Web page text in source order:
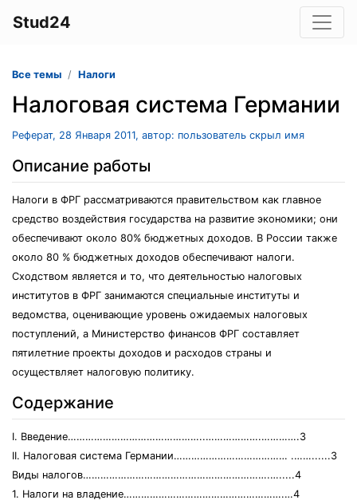
Stud24
Все темы Налоги
Налоговая система Германии
Реферат, 28 Января 2011, автор: пользователь скрыл имя
Описание работы
Налоги в ФРГ рассматриваются правительством как главное
средство воздействия государства на развитие экономики; они
обеспечивают около 80% бюджетных доходов. В России также
около 80 % бюджетных доходов обеспечивают налоги.
Сходством является и то, что деятельностью налоговых
институтов в ФРГ занимаются специальные институты и
ведомства, оценивающие уровень ожидаемых налоговых
поступлений, а Министерство финансов ФРГ составляет
пятилетние проекты доходов и расходов страны и
осуществляет налоговую политику.
Содержание
I. Введение………………………………………..……………….………….3
II. Налоговая система Германии………………………………… .……......3
Виды налогов……………………………………………………….….....4
1. Налоги на владение……………………………………………….…4